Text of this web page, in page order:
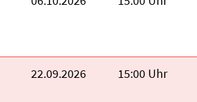
Ende:
22.09.2026 Uhrzeit:
15:00 Uhr